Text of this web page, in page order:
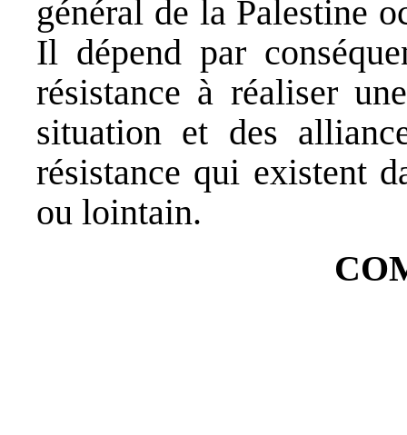
général de la Palestine
Il dépend par
résistance à réaliser
situation et des
résistance qui existent
ou lointain.